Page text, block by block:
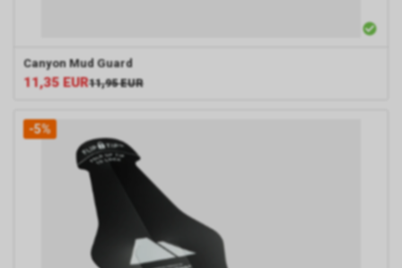
Canyon Mud Guard
11,35 EUR11,95 EUR
-5%